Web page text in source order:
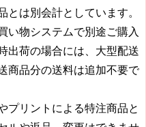
とは別会計としています。
い物システムで別途ご購入
出荷の場合には、大型配送
商品分の送料は追加不要で
プリントによる特注商品と